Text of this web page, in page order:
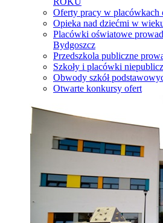
Oferty pracy w placówkach
Opieka nad dziećmi w
Placówki oświatowe
Bydgoszcz
Przedszkola publiczne
Szkoły i placówki
Obwody szkół
Otwarte konkursy ofert